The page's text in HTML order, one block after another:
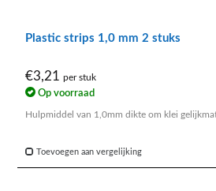
Plastic strips 1,0 mm 2 stuks
€3,21 per stuk
Op voorraad
Hulpmiddel van 1,0mm dikte om klei
Toevoegen aan vergelijking